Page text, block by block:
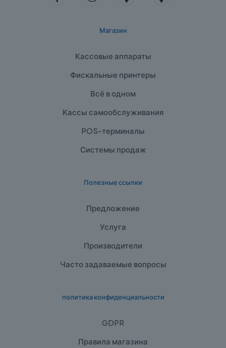
Магазин
Кассовые аппараты
Фискальные принтеры
Всё в одном
Кассы самообслуживания
POS-терминалы
Системы продаж
Полезные ссылки
Предложение
Услуга
Производители
Часто задаваемые вопросы
политика конфиденциальности
GDPR
Правила магазина